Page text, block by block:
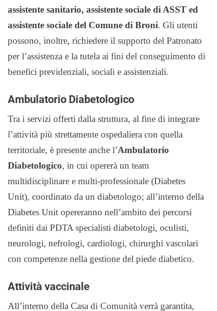
assistente sanitario, assistente sociale di ASST ed
assistente sociale del Comune di Broni. Gli utenti
possono, inoltre, richiedere il supporto del Patronato
per l’assistenza e la tutela ai fini del conseguimento di
benefici previdenziali, sociali e assistenziali.
Ambulatorio Diabetologico
Tra i servizi offerti dalla struttura, al fine di integrare
l’attività più strettamente ospedaliera con quella
territoriale, è presente anche l’Ambulatorio
Diabetologico, in cui opererà un team
multidisciplinare e multi-professionale (Diabetes
Unit), coordinato da un diabetologo; all’interno della
Diabetes Unit opereranno nell’ambito dei percorsi
definiti dai PDTA specialisti diabetologi, oculisti,
neurologi, nefrologi, cardiologi, chirurghi vascolari
con competenze nella gestione del piede diabetico.
Attività vaccinale
All’interno della Casa di Comunità verrà garantita,